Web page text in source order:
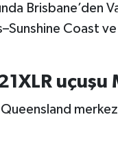
Brisbane’den
Coast
uçuşu